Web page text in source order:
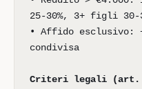
25-30%, 3+ figli 30-
• Affido esclusivo:
condivisa
Criteri legali (art.